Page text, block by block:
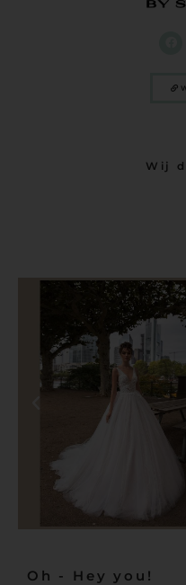
Wij
Oh - Hey you!